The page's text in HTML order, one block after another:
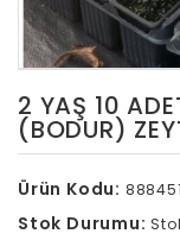
2 YAŞ 10
(BODUR)
Ürün Kodu:
Stok Durumu: